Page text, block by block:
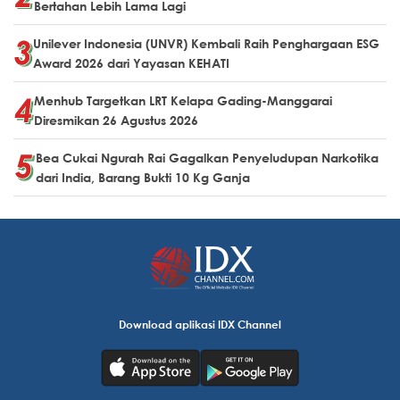
Bertahan Lebih Lama Lagi
Unilever Indonesia (UNVR) Kembali Raih Penghargaan ESG
Award 2026 dari Yayasan KEHATI
Menhub Targetkan LRT Kelapa Gading-Manggarai
Diresmikan 26 Agustus 2026
Bea Cukai Ngurah Rai Gagalkan Penyeludupan Narkotika
dari India, Barang Bukti 10 Kg Ganja
Download aplikasi IDX Channel